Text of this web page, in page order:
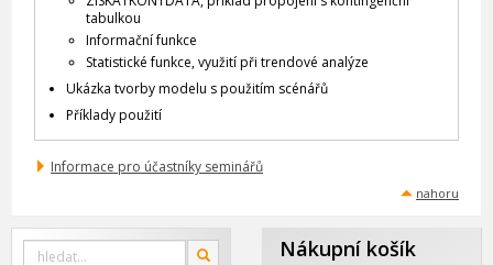
tabulkou
Informační funkce
Statistické funkce, využití při trendové analýze
Ukázka tvorby modelu s použitím scénářů
Příklady použití
Informace pro účastníky seminářů
nahoru
Vyhledat
OK Nákupní košík